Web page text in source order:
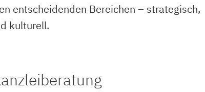
entscheidenden Bereichen – strategisch,
kulturell.